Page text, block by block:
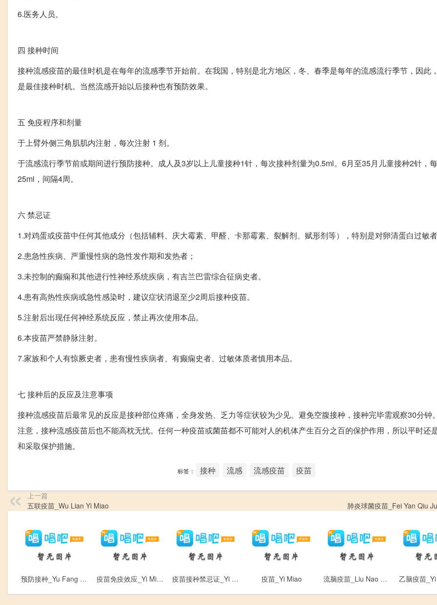
6.医务人员。
四 接种时间
接种流感疫苗的最佳时机是在每年的流感季节开始前。在我国，特别是北方地区，冬、春季是每年的流感流行季节，因此
是最佳接种时机。当然流感开始以后接种也有预防效果。
五 免疫程序和剂量
于上臂外侧三角肌肌内注射，每次注射 1 剂。
于流感流行季节前或期间进行预防接种。成人及3岁以上儿童接种1针，每次接种剂量为0.5ml。6月至35月儿童接种2针，
25ml，间隔4周。
六禁忌证
1.对鸡蛋或疫苗中任何其他成分（包括辅料、庆大霉素、甲醛、卡那霉素、裂解剂、赋形剂等），特别是对卵清蛋白过敏
2.患急性疾病、严重慢性病的急性发作期和发热者；
3.未控制的癫痫和其他进行性神经系统疾病，有吉兰巴雷综合征病史者。
4.患有高热性疾病或急性感染时，建议症状消退至少2周后接种疫苗。
5.注射后出现任何神经系统反应，禁止再次使用本品。
6.本疫苗严禁静脉注射。
7.家族和个人有惊厥史者，患有慢性疾病者、有癫痫史者、过敏体质者慎用本品。
七接种后的反应及注意事项
接种流感疫苗后最常见的反应是接种部位疼痛，全身发热、乏力等症状较为少见。避免空腹接种，接种完毕需观察30分钟
注意，接种流感疫苗后也不能高枕无忧。任何一种疫苗或菌苗都不可能对人的机体产生百分之百的保护作用，所以平时还
和采取保护措施。
标签： 接种 流感 流感疫苗 疫苗
上一篇
五联疫苗_Wu Lian Yi Miao
肺炎球菌疫苗_Fei Yan Qiu
预防接种_Yu Fang Jie Zhong 疫苗免疫效应_Yi Miao Mian Yi Xiao Ying 疫苗接种禁忌证_Yi Miao Jie Zhong Jin Ji Zheng 疫苗_Yi Miao 流脑疫苗_Liu Nao Yi Miao